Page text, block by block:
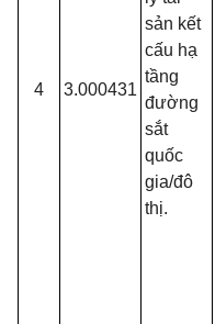
4 3.000431
sản kết
cấu hạ
tầng
đường
sắt
quốc
gia/đô
thị.